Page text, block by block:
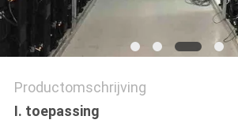
Productomschrijving
I. toepassing